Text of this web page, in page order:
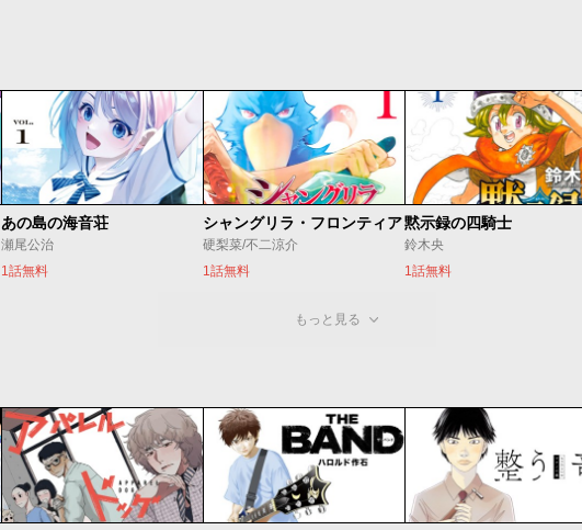
あの島の海音荘
瀬尾公治
1話無料
シャングリラ・フロンティア
硬梨菜/不二涼介
1話無料
黙示録の四騎士
鈴木央
1話無料
もっと見る